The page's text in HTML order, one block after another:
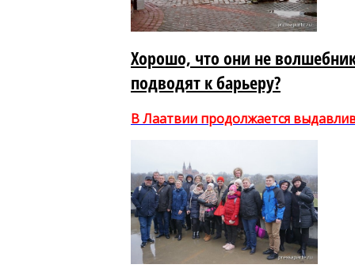
Хорошо, что они не
подводят к барьеру?
В Лаатвии продолжается